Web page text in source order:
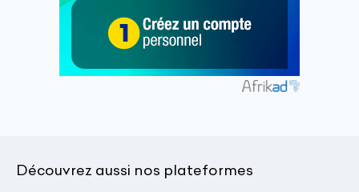
Découvrez aussi nos plateformes